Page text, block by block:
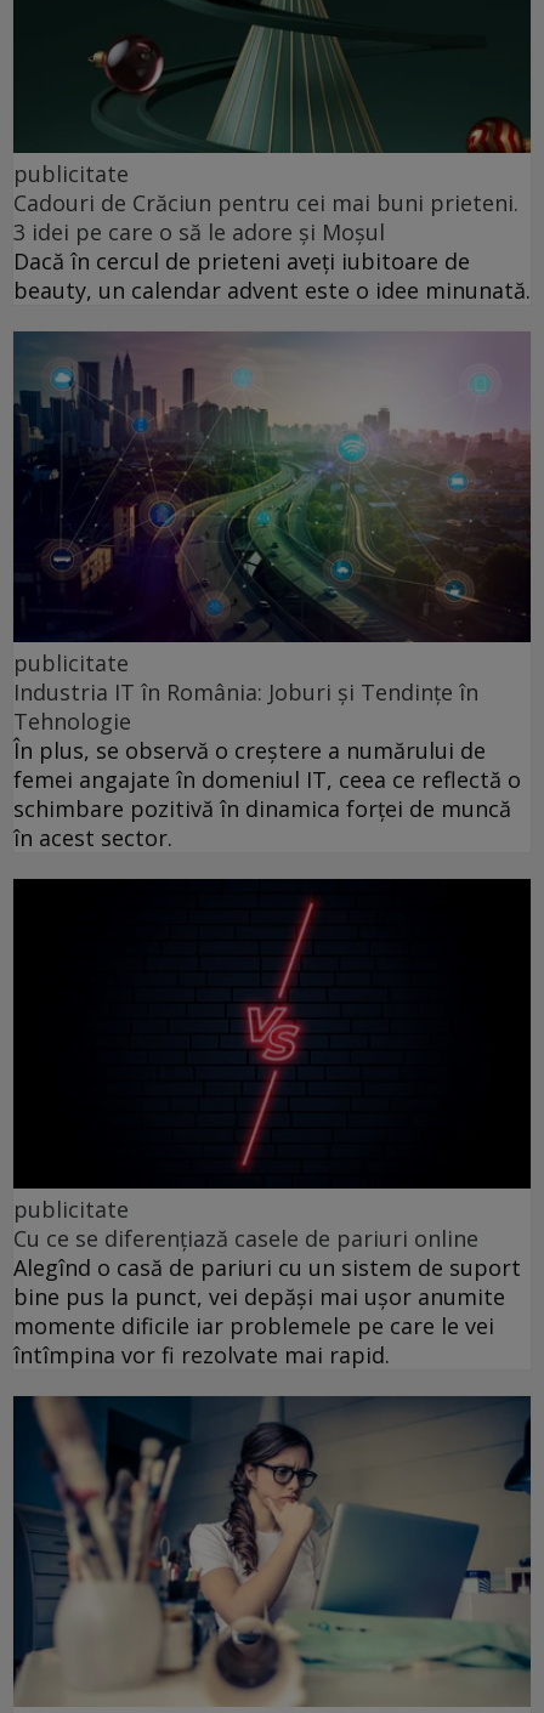
publicitate
Cadouri de Crăciun pentru cei mai buni prieteni.
3 idei pe care o să le adore și Moșul
Dacă în cercul de prieteni aveți iubitoare de
beauty, un calendar advent este o idee minunată.
publicitate
Industria IT în România: Joburi și Tendințe în
Tehnologie
În plus, se observă o creștere a numărului de
femei angajate în domeniul IT, ceea ce reflectă o
schimbare pozitivă în dinamica forței de muncă
în acest sector.
publicitate
Cu ce se diferențiază casele de pariuri online
Alegînd o casă de pariuri cu un sistem de suport
bine pus la punct, vei depăși mai ușor anumite
momente dificile iar problemele pe care le vei
întîmpina vor fi rezolvate mai rapid.